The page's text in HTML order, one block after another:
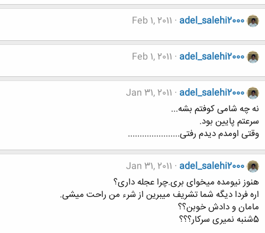
adel_salehi2000
Feb 1, 2011
adel_salehi2000
Feb 1, 2011
adel_salehi2000
Jan 31, 2011
نه چه شامی کوفتم بشه...
سرعتم پایین بود.
وقتی اومدم دیدم رفتی......................
adel_salehi2000
Jan 31, 2011
هنوز نیومده میخوای بری.چرا عجله داری؟
اره فردا دیگه شما تشریف میبرین از شرء من راحت میشی.
مامان و دادش خوبن؟؟
5شنبه نمیری سرکار؟؟؟